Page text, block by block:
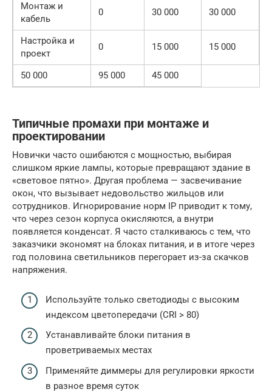
Монтаж и
кабель
0 30 000 30 000
Настройка и
проект
0 15 000 15 000
50 000 95 000 45 000
Типичные промахи при монтаже и
проектировании
Новички часто ошибаются с мощностью, выбирая
слишком яркие лампы, которые превращают здание в
«световое пятно». Другая проблема — засвечивание
окон, что вызывает недовольство жильцов или
сотрудников. Игнорирование норм IP приводит к тому,
что через сезон корпуса окисляются, а внутри
появляется конденсат. Я часто сталкиваюсь с тем, что
заказчики экономят на блоках питания, и в итоге через
год половина светильников перегорает из-за скачков
напряжения.
Используйте только светодиоды с высоким
индексом цветопередачи (CRI > 80)
Устанавливайте блоки питания в
проветриваемых местах
Применяйте диммеры для регулировки яркости
в разное время суток